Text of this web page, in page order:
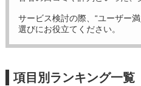
サービス検討の際、“ユーザー
選びにお役立てください。
項目別ランキング一覧